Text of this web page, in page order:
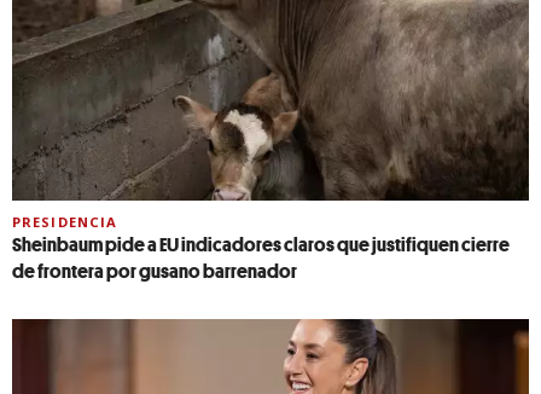
PRESIDENCIA
Sheinbaum pide a EU indicadores claros que justifiquen cierre
de frontera por gusano barrenador